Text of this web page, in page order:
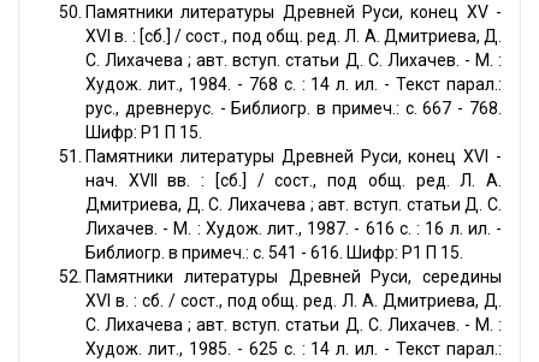
Памятники литературы Древней Руси, конец XV -
XVI в. : [сб.] / сост., под общ. ред. Л. А. Дмитриева, Д.
С. Лихачева ; авт. вступ. статьи Д. С. Лихачев. - М. :
Худож. лит., 1984. - 768 с. : 14 л. ил. - Текст парал.:
рус., древнерус. - Библиогр. в примеч.: с. 667 - 768.
Шифр: Р1 П 15.
Памятники литературы Древней Руси, конец XVI -
нач. XVII вв. : [сб.] / сост., под общ. ред. Л. А.
Дмитриева, Д. С. Лихачева ; авт. вступ. статьи Д. С.
Лихачев. - М. : Худож. лит., 1987. - 616 с. : 16 л. ил. -
Библиогр. в примеч.: с. 541 - 616. Шифр: Р1 П 15.
Памятники литературы Древней Руси, середины
XVI в. : сб. / сост., под общ. ред. Л. А. Дмитриева, Д.
С. Лихачева ; авт. вступ. статьи Д. С. Лихачев. - М. :
Худож. лит., 1985. - 625 с. : 14 л. ил. - Текст парал.: